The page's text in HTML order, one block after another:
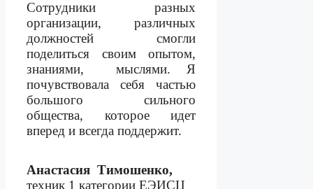
Сотрудники разных
организации, различных
должностей
смогли
поделиться своим опытом,
знаниями,
мыслями. Я
почувствовала себя частью
большого сильного
общества, которое идет
вперед и всегда поддержит.
Анастасия Тимошенко,
техник 1 категории ЕЭИСЦ